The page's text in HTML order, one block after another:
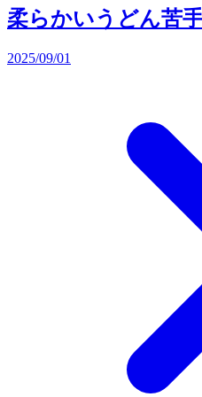
柔らかいうどん苦手
2025/09/01